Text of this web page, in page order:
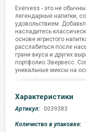
Evervess - это не
легендарные напитки,
удовольствием.
насладитесь
основе игристого
расслабиться после
грани вкуса и других
портфолио Эвервесс.
уникальные миксы на
Характеристики
Артикул: 0039383
Количество в упаковке: